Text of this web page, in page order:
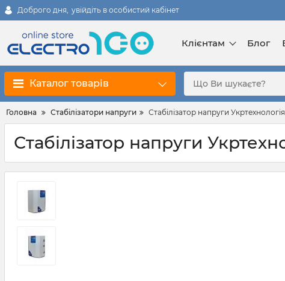
Доброго дня, увійдіть в особистий кабінет
Клієнтам Блог
Каталог товарів
Головна Стабілізатори напруги Стабілізатор напруги
Стабілізатор напруги